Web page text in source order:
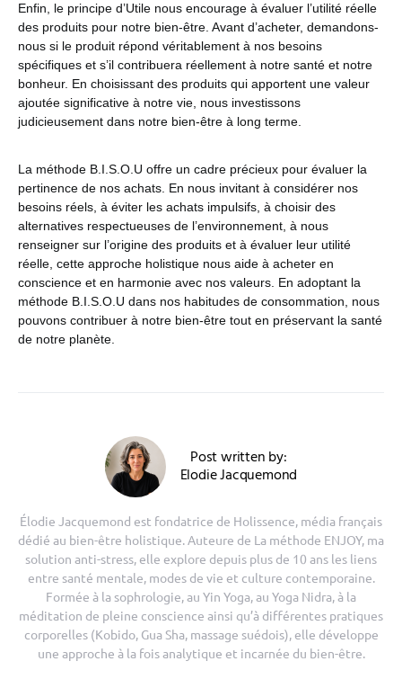
Enfin, le principe d’Utile nous encourage à évaluer l’utilité réelle
des produits pour notre bien-être. Avant d’acheter, demandons-
nous si le produit répond véritablement à nos besoins
spécifiques et s’il contribuera réellement à notre santé et notre
bonheur. En choisissant des produits qui apportent une valeur
ajoutée significative à notre vie, nous investissons
judicieusement dans notre bien-être à long terme.
La méthode B.I.S.O.U offre un cadre précieux pour évaluer la
pertinence de nos achats. En nous invitant à considérer nos
besoins réels, à éviter les achats impulsifs, à choisir des
alternatives respectueuses de l’environnement, à nous
renseigner sur l’origine des produits et à évaluer leur utilité
réelle, cette approche holistique nous aide à acheter en
conscience et en harmonie avec nos valeurs. En adoptant la
méthode B.I.S.O.U dans nos habitudes de consommation, nous
pouvons contribuer à notre bien-être tout en préservant la santé
de notre planète.
Post written by:
Elodie Jacquemond
Élodie Jacquemond est fondatrice de Holissence, média français
dédié au bien-être holistique. Auteure de La méthode ENJOY, ma
solution anti-stress, elle explore depuis plus de 10 ans les liens
entre santé mentale, modes de vie et culture contemporaine.
Formée à la sophrologie, au Yin Yoga, au Yoga Nidra, à la
méditation de pleine conscience ainsi qu’à différentes pratiques
corporelles (Kobido, Gua Sha, massage suédois), elle développe
une approche à la fois analytique et incarnée du bien-être.